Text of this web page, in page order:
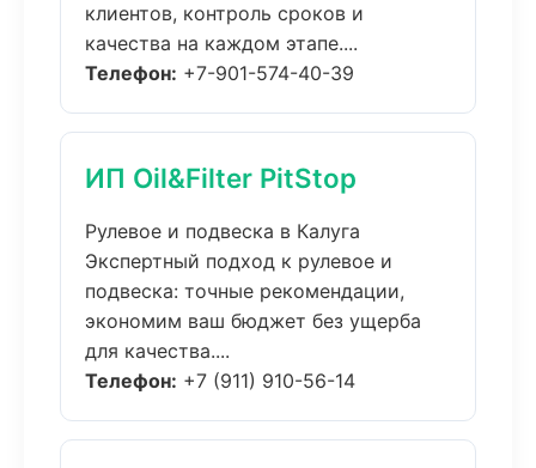
клиентов, контроль сроков и
качества на каждом этапе....
Телефон: +7-901-574-40-39
ИП Oil&Filter PitStop
Рулевое и подвеска в Калуга
Экспертный подход к рулевое и
подвеска: точные рекомендации,
экономим ваш бюджет без ущерба
для качества....
Телефон: +7 (911) 910-56-14